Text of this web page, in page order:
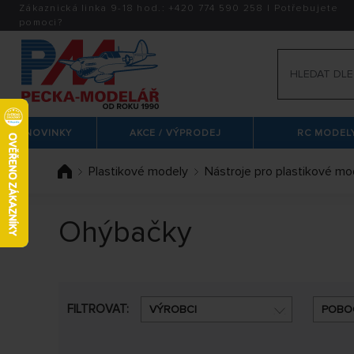
Zákaznická linka 9-18 hod.: +420 774 590 258 | Potřebujete
pomoci?
NOVINKY AKCE / VÝPRODEJ RC
Plastikové modely Nástroje pro plastikové
Ohýbačky
FILTROVAT: VÝROBCI